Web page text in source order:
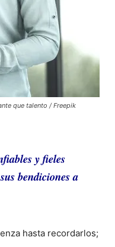
que talento / Freepik
y fieles
bendiciones a
hasta recordarlos;